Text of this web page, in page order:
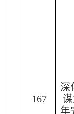
167
深
年